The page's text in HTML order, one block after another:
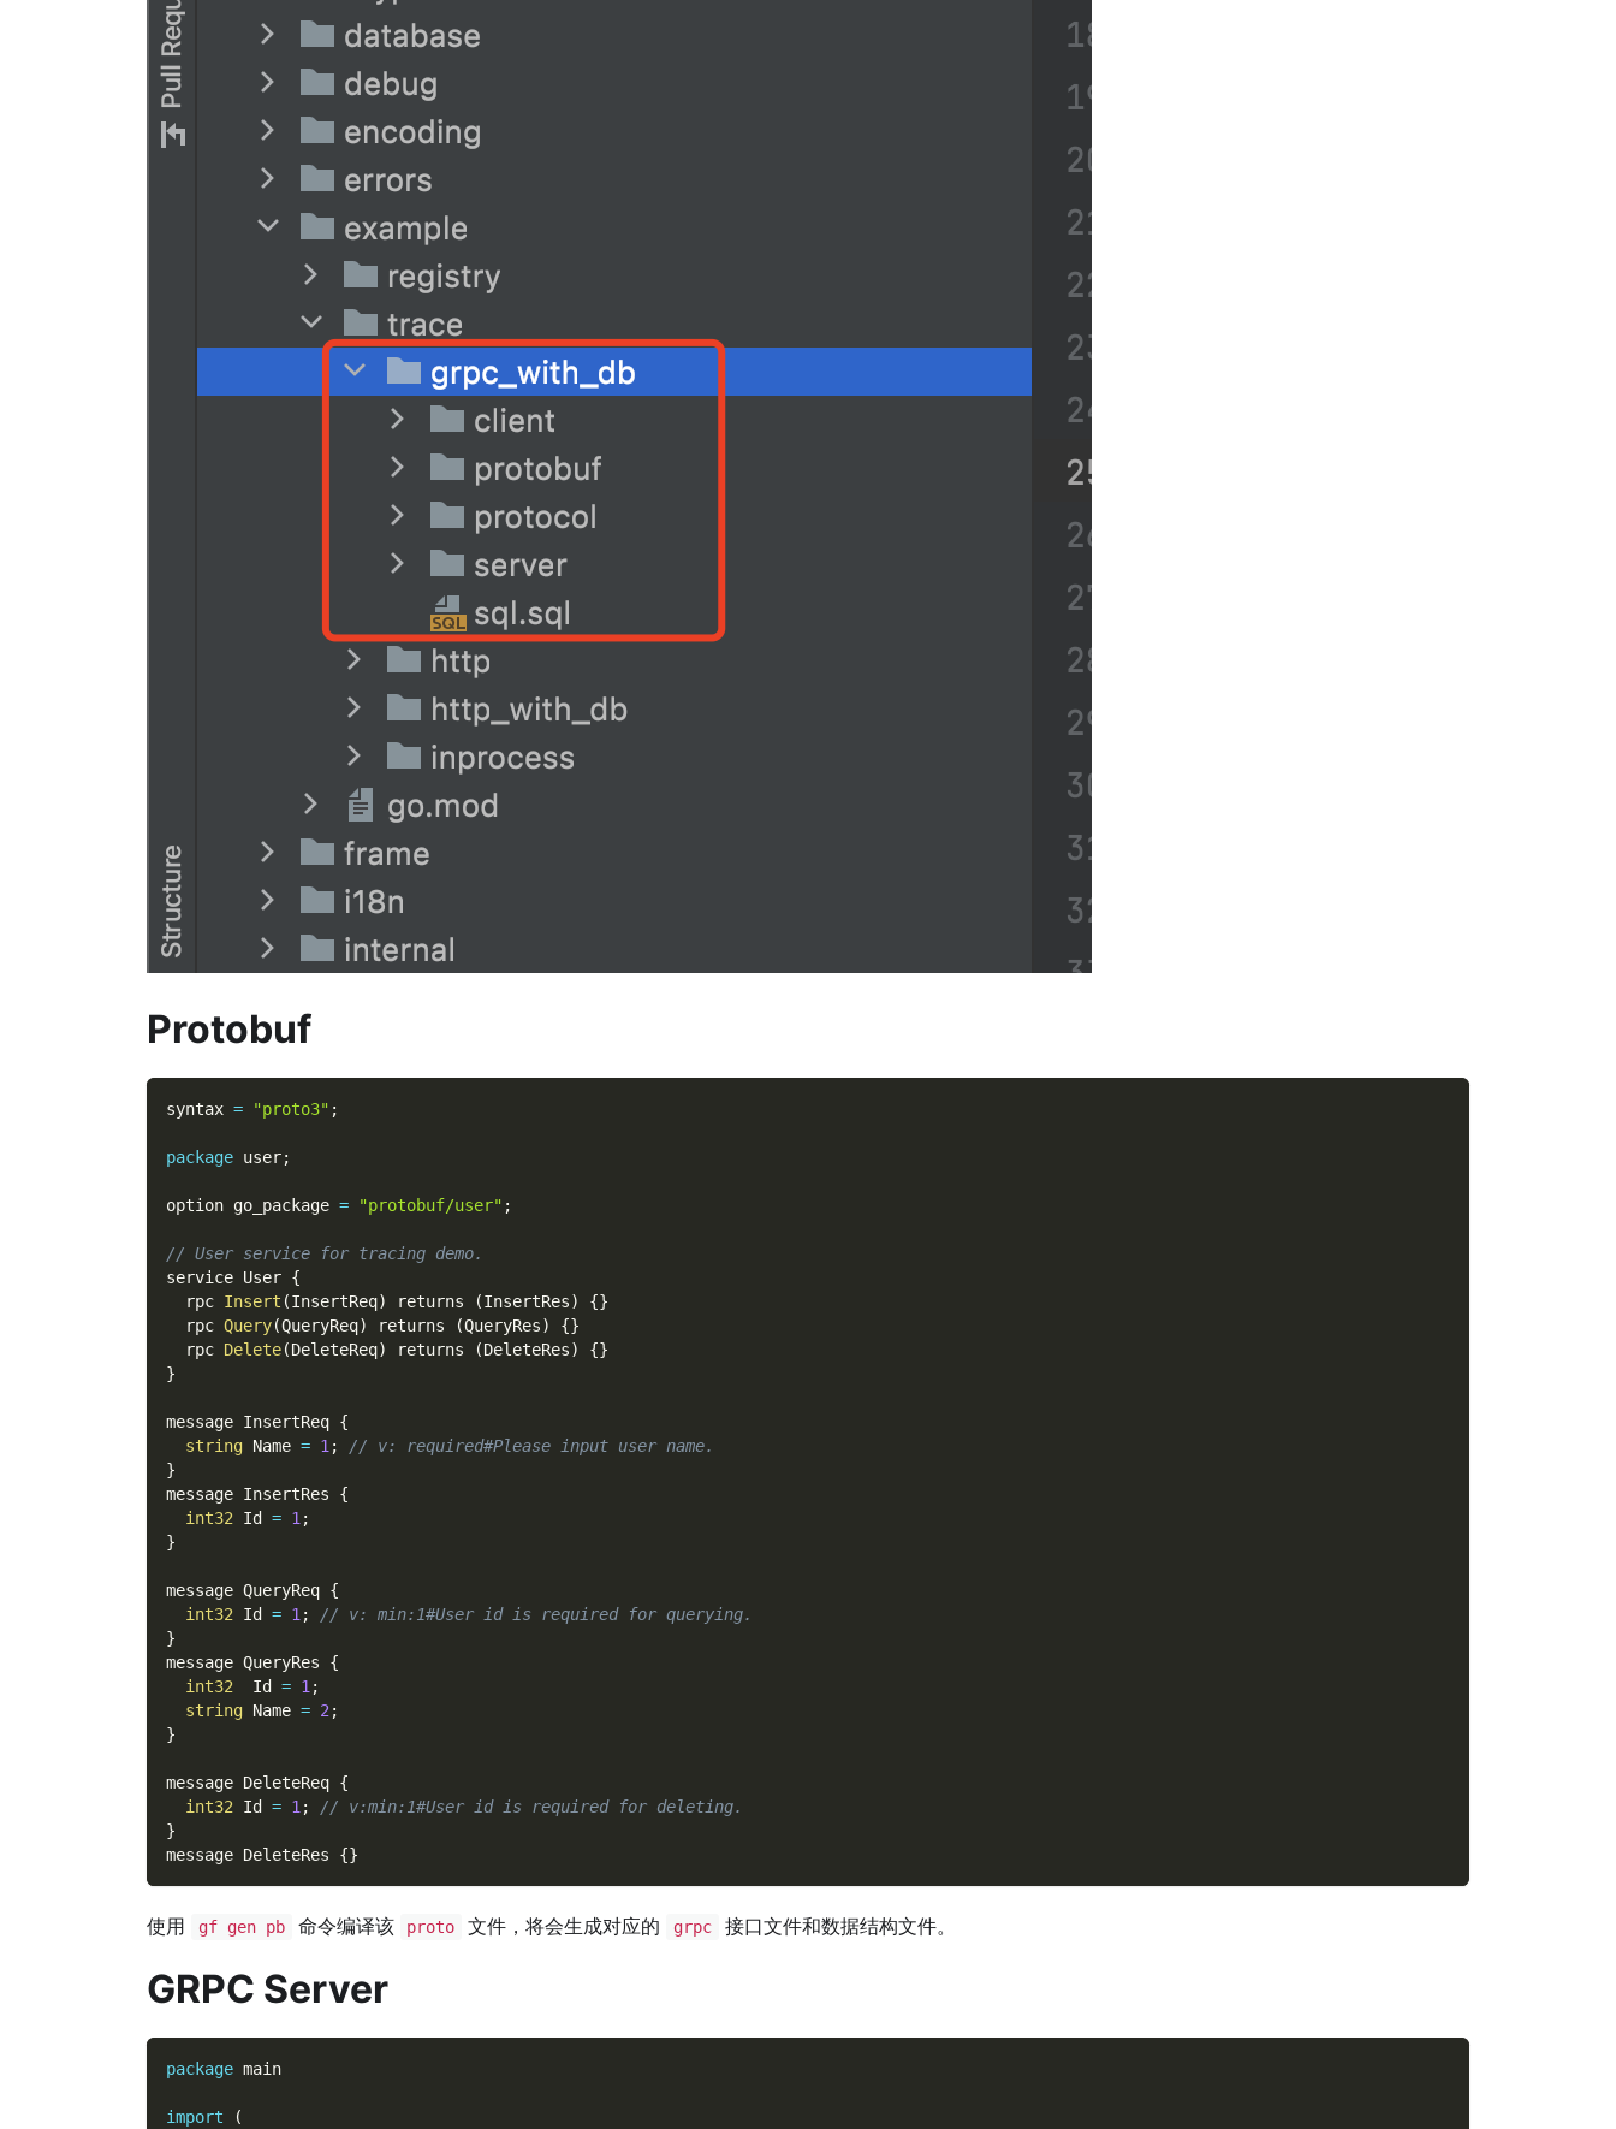
Protobuf
syntax = "proto3" ;
package user;
option go_package = "protobuf/user" ;
// User service for tracing demo.
service User {
  rpc
Insert (InsertReq) returns (InsertRes) {}
  rpc
Query(QueryReq) returns (QueryRes) {}
  rpc
Delete(DeleteReq) returns (DeleteRes) {}
}
message InsertReq {
string Name = 1 ;
// v: required#Please input user name.
}
message InsertRes {
int32 Id = 1 ;
}
message QueryReq {
int32 Id = 1 ;
// v: min:1#User id is required for querying.
}
message QueryRes {
int32
  Id
= 1 ;
string Name = 2 ;
}
message DeleteReq {
int32 Id = 1 ;
// v:min:1#User id is required for deleting.
}
message DeleteRes {}
使用 gf gen pb 命令编译该 proto 文件，将会生成对应的 grpc 接口文件和数据结构文件。
GRPC Server
package main
import
(